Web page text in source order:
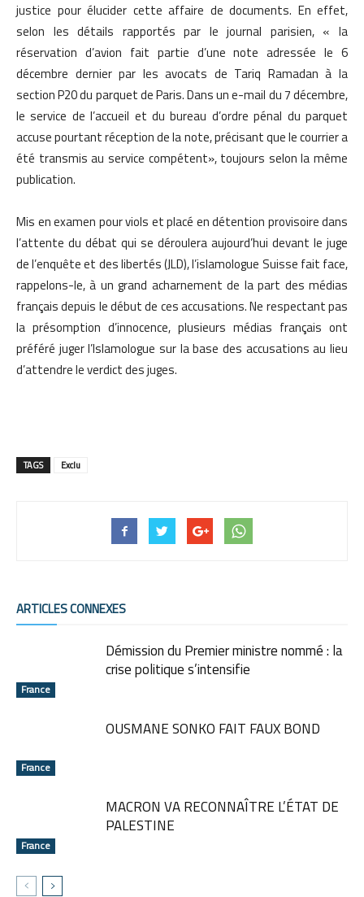
justice pour élucider cette affaire de documents. En effet,
selon les détails rapportés par le journal parisien, « la
réservation d’avion fait partie d’une note adressée le 6
décembre dernier par les avocats de Tariq Ramadan à la
section P20 du parquet de Paris. Dans un e-mail du 7 décembre,
le service de l’accueil et du bureau d’ordre pénal du parquet
accuse pourtant réception de la note, précisant que le courrier a
été transmis au service compétent», toujours selon la même
publication.
Mis en examen pour viols et placé en détention provisoire dans
l’attente du débat qui se déroulera aujourd’hui devant le juge
de l’enquête et des libertés (JLD), l’islamologue Suisse fait face,
rappelons-le, à un grand acharnement de la part des médias
français depuis le début de ces accusations. Ne respectant pas
la présomption d’innocence, plusieurs médias français ont
préféré juger l’Islamologue sur la base des accusations au lieu
d’attendre le verdict des juges.
TAGS Exclu
ARTICLES CONNEXES
France
Démission du Premier ministre nommé : la
crise politique s’intensifie
France
OUSMANE SONKO FAIT FAUX BOND
France
MACRON VA RECONNAÎTRE L’ÉTAT DE
PALESTINE